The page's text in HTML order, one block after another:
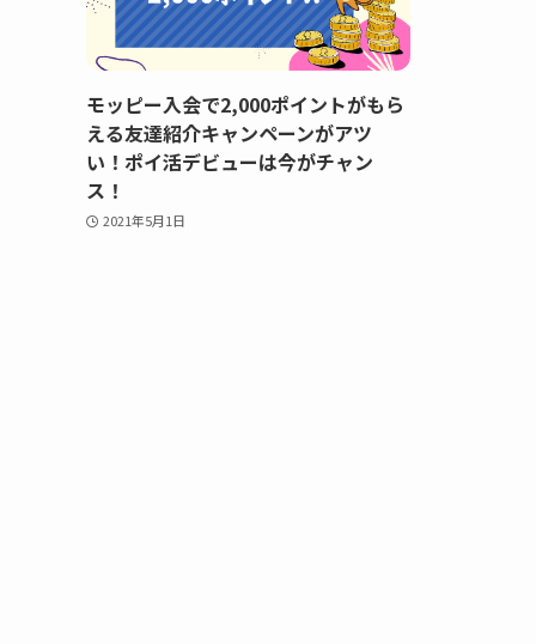
モッピー入会で2,000ポイントがもら
える友達紹介キャンペーンがアツ
い！ポイ活デビューは今がチャン
ス！
2021年5月1日